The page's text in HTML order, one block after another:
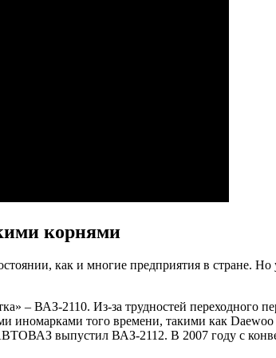
корнями
как и многие предприятия в стране.
– ВАЗ-2110. Из-за трудностей переходного
иномарками того времени, такими как
выпустил ВАЗ-2112. В 2007 году с